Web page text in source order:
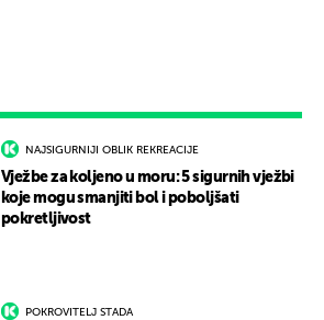
NAJSIGURNIJI OBLIK REKREACIJE
Vježbe za koljeno u moru: 5 sigurnih vježbi
koje mogu smanjiti bol i poboljšati
pokretljivost
POKROVITELJ STADA